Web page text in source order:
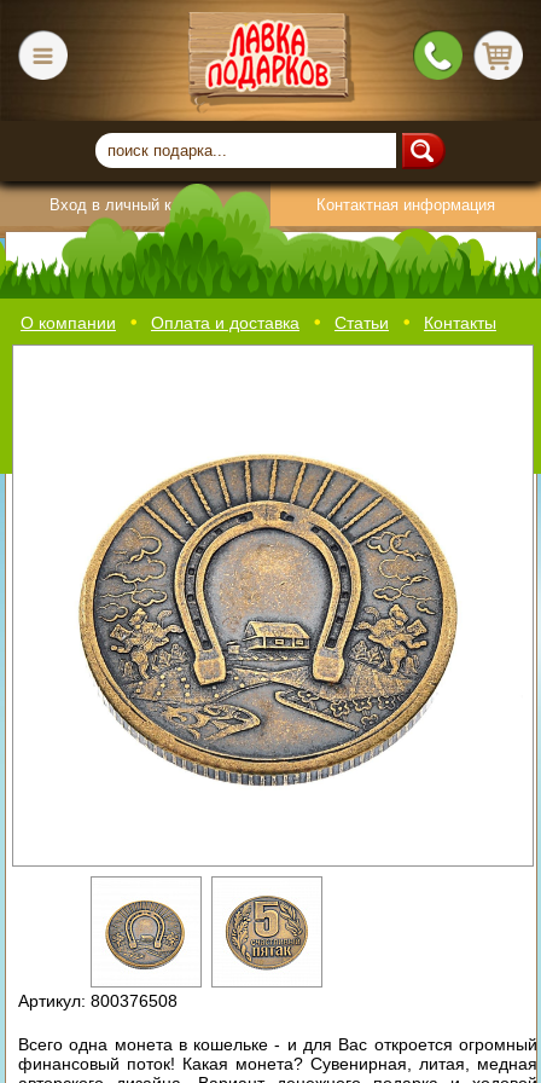
Вход в личный кабинет Контактная информация
0037650 Сувенир МОНЕТА
"СЧАСТЛИВЫЙ ПЯТАК" 3см
Артикул: 800376508
Всего одна монета в кошельке - и для Вас откроется огромный
финансовый поток! Какая монета? Сувенирная, литая, медная
О компании Оплата и доставка Статьи Контакты